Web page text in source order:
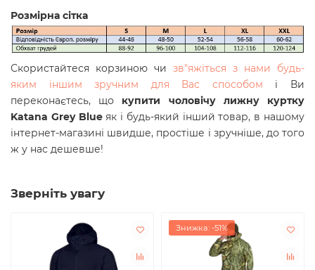
Розмірна сітка
Скористайтеся корзиною чи зв"яжіться з нами будь-
яким іншим зручним для Вас способом і Ви
переконаєтесь, що купити чоловічу лижну куртку
Katana Grey Blue як і будь-який інший товар, в нашому
інтернет-магазині швидше, простіше і зручніше, до того
ж у нас дешевше!
Зверніть увагу
Знижка: -51%